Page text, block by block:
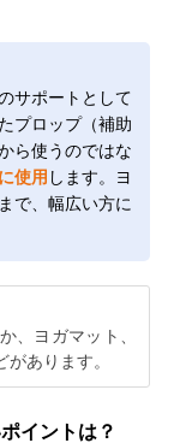
サポートとして
プロップ（補助
ら使うのではな
使用 します。ヨ
で、幅広い方に
、ヨガマット、
あります。
イントは？